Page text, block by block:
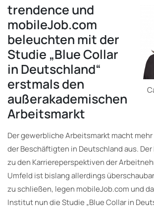
trendence und
mobileJob.com
beleuchten mit der
Studie „Blue Collar
in Deutschland“
erstmals den
außerakademischen
Arbeitsmarkt
Der gewerbliche Arbeitsmarkt macht
der Beschäftigten in Deutschland aus.
zu den Karriereperspektiven der
Umfeld ist bislang allerdings
zu schließen, legen mobileJob.com und
Institut nun die Studie „Blue Collar in